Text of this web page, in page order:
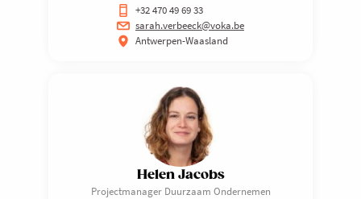
+32 470 49 69 33
sarah.verbeeck@voka.be
Antwerpen-Waasland
Helen Jacobs
Projectmanager Duurzaam Ondernemen